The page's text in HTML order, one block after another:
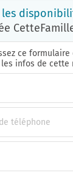
les
ce formulaire
infos de cette